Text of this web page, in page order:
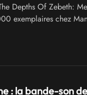
Depths Of Zebeth:
exemplaires chez
: la bande-son